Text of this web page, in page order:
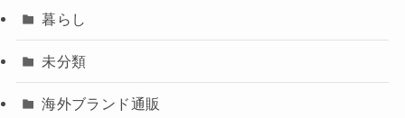
暮らし
未分類
海外ブランド通販